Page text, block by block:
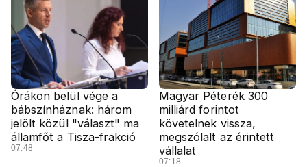
Órákon belül vége a
bábszínháznak: három
jelölt közül "választ" ma
államfőt a Tisza-frakció
07:48
Magyar Péterék 300
milliárd forintot
követelnek vissza,
megszólalt az érintett
vállalat
07:18